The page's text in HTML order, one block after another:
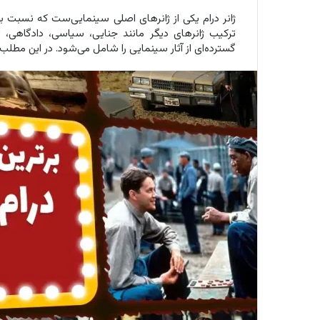
ژانر درام یکی از ژانرهای اصلی سینمایی‌ست که نسبت
ترکیب ژانرهای دیگر مانند جنایی، سیاسی،
گسترده‌ای از آثار سینمایی را شامل می‌شود. در این مطلب 20 مورد از بهترین فیلم های درام را معرفی